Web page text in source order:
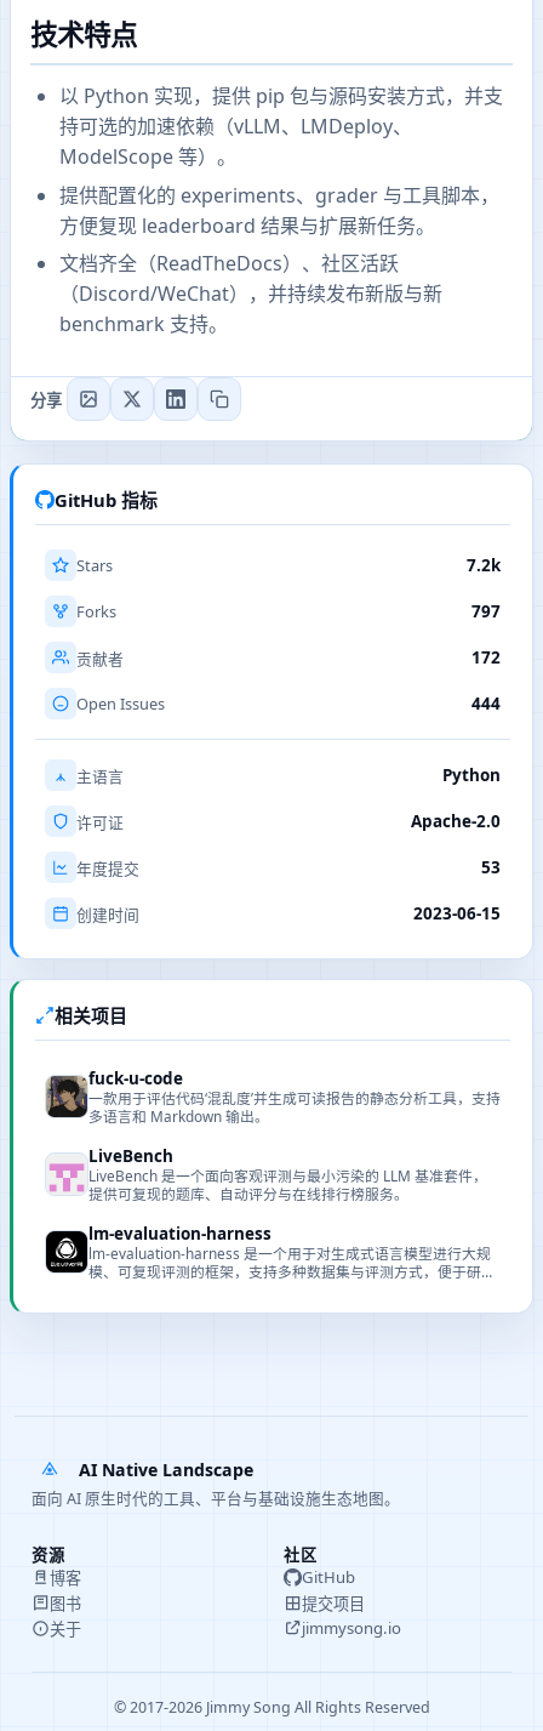
技术特点
以 Python 实现，提供 pip 包与源码安装方式，并支
持可选的加速依赖（vLLM、LMDeploy、
ModelScope 等）。
提供配置化的 experiments、grader 与工具脚本，
方便复现 leaderboard 结果与扩展新任务。
文档齐全（ReadTheDocs）、社区活跃
（Discord/WeChat），并持续发布新版与新
benchmark 支持。
分享
GitHub 指标
Stars 7.2k
Forks 797
贡献者 172
Open Issues 444
主语言 Python
许可证 Apache-2.0
年度提交 53
创建时间 2023-06-15
相关项目
fuck-u-code
一款用于评估代码‘混乱度’并生成可读报告的静态分析工具，支持
多语言和 Markdown 输出。
LiveBench
LiveBench 是一个面向客观评测与最小污染的 LLM 基准套件，
提供可复现的题库、自动评分与在线排行榜服务。
lm-evaluation-harness
lm-evaluation-harness 是一个用于对生成式语言模型进行大规
模、可复现评测的框架，支持多种数据集与评测方式，便于研究
AI Native Landscape
面向 AI 原生时代的工具、平台与基础设施生态地图。
资源
博客
图书
关于
社区
GitHub
提交项目
jimmysong.io
© 2017-2026 Jimmy Song All Rights Reserved